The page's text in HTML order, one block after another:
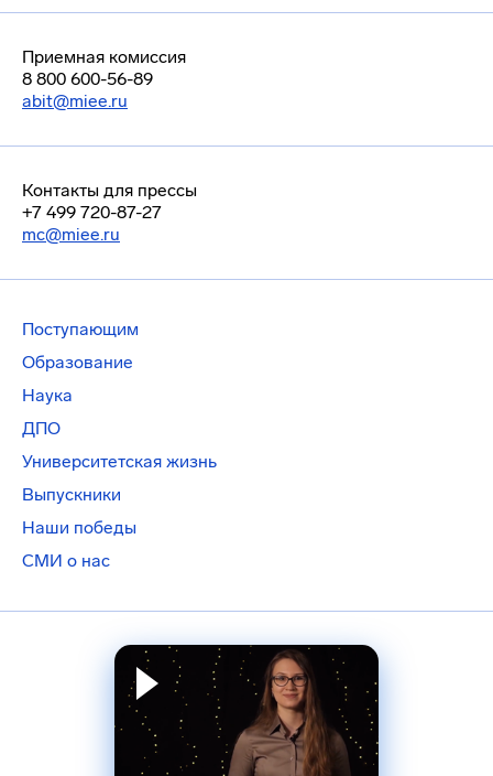
Приемная комиссия
8 800 600-56-89
abit@miee.ru
Контакты для прессы
+7 499 720-87-27
mc@miee.ru
Поступающим
Образование
Наука
ДПО
Университетская жизнь
Выпускники
Наши победы
СМИ о нас